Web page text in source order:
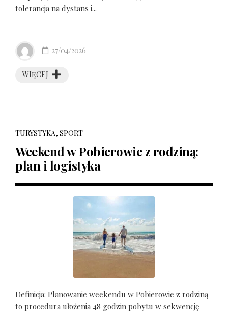
tolerancja na dystans i...
WIĘCEJ
27/04/2026
TURYSTYKA, SPORT
Weekend w Pobierowie z rodziną:
plan i logistyka
Definicja: Planowanie weekendu w Pobierowie z rodziną
to procedura ułożenia 48 godzin pobytu w sekwencję